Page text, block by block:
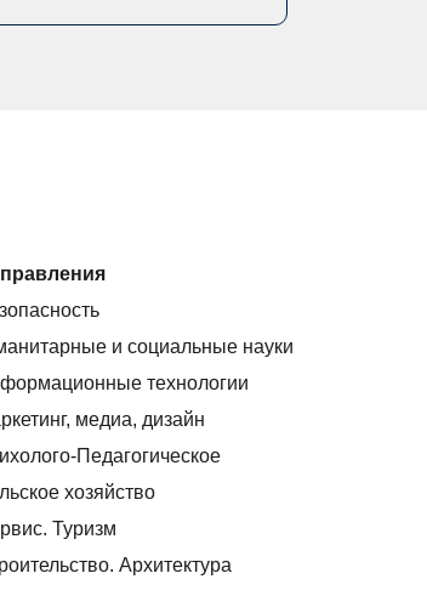
и социальные науки
технологии
медиа, дизайн
Педагогическое
хозяйство
Туризм
Архитектура